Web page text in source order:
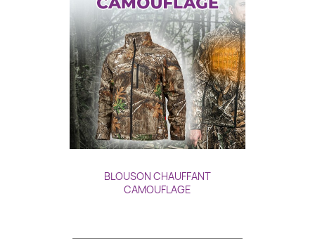
BLOUSON CHAUFFANT
CAMOUFLAGE